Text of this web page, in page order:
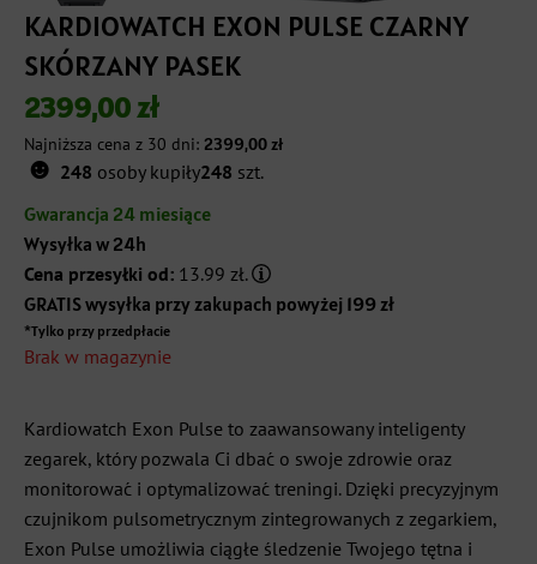
KARDIOWATCH EXON PULSE CZARNY
SKÓRZANY PASEK
2399,00zł
Najniższa cena z 30 dni: 2399,00zł
☻ 248 osoby kupiły248 szt.
Kardiowatch Exon Pulse to zaawansowany inteligenty
zegarek, który pozwala Ci dbać o swoje zdrowie oraz
monitorować i optymalizować treningi. Dzięki precyzyjnym
czujnikom pulsometrycznym zintegrowanych z zegarkiem,
Exon Pulse umożliwia ciągłe śledzenie Twojego tętna i
Gwarancja 24 miesiące
Wysyłka w 24h
Cena przesyłki od: 13.99 zł.
GRATIS wysyłka przy zakupach powyżej 199 zł
*Tylko przy przedpłacie
Brak w magazynie